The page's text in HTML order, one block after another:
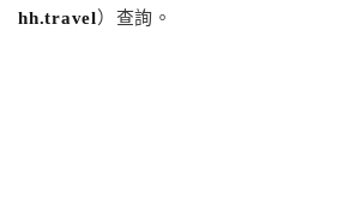
hh.travel）查詢。